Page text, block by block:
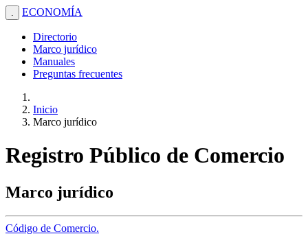
. ECONOMÍA
Directorio
Marco jurídico
Manuales
Preguntas frecuentes
Inicio
Marco jurídico
Registro Público de Comercio
Marco jurídico
Código de Comercio.